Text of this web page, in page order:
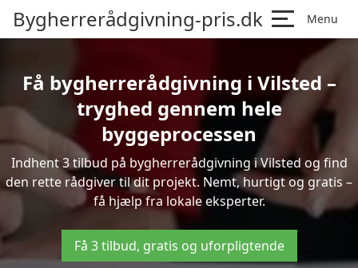
Bygherrerådgivning-pris.dk Menu
Få bygherrerådgivning i Vilsted –
tryghed gennem hele
byggeprocessen
Indhent 3 tilbud på bygherrerådgivning i Vilsted og find
den rette rådgiver til dit projekt. Nemt, hurtigt og gratis –
få hjælp fra lokale eksperter.
Få 3 tilbud, gratis og uforpligtende